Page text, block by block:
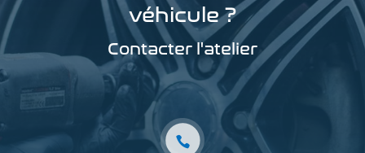
véhicule ?
Contacter l'atelier